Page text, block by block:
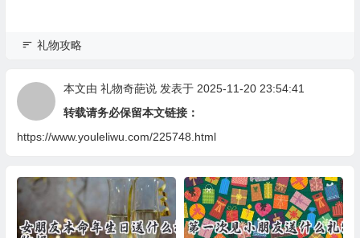
礼物攻略
本文由 礼物奇葩说发表于 2025-11-20 23:54:41
转载请务必保留本文链接：
https://www.youleliwu.com/225748.html